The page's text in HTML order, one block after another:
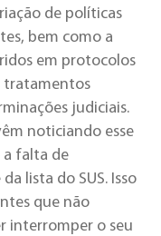
de políticas
bem como a
em protocolos
tratamentos
judiciais.
noticiando esse
a falta de
lista do SUS. Isso
que não
interromper o seu